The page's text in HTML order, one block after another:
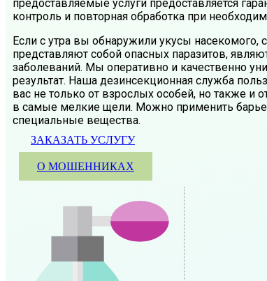
предоставляемые услуги предоставляется
контроль и повторная обработка при
Если с утра вы обнаружили укусы
представляют собой опасных паразитов,
заболеваний. Мы оперативно и качественно
результат. Наша дезинсекционная служба
вас не только от взрослых особей, но также и
в самые мелкие щели. Можно применить
специальные вещества.
ЗАКАЗАТЬ УСЛУГУ
О МОШЕННИКАХ